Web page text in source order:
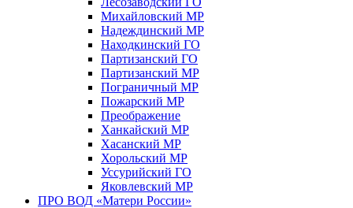
Михайловский МР
Надеждинский МР
Находкинский ГО
Партизанский ГО
Партизанский МР
Пограничный МР
Пожарский МР
Преображение
Ханкайский МР
Хасанский МР
Хорольский МР
Уссурийский ГО
Яковлевский МР
ПРО ВОД «Матери России»